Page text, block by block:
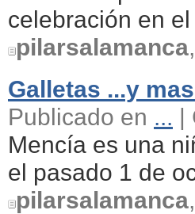
celebración en
pilarsalamanca
Galletas ...y
Publicado en ... |
Mencía es una
el pasado 1 de
pilarsalamanca